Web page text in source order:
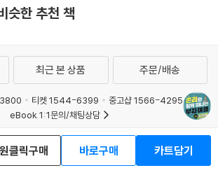
슷한 추천 책
원클릭구매 바로구매 카트담기
최근 본 상품 주문/배송
티켓 1544-6399
중고샵 1566-4295
eBook 1:1문의/채팅상담
예스이십사(주) 사업자 정보
관
개인정보처리방침
청소년보호정책